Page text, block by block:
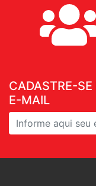
CADASTRE-SE
E-MAIL